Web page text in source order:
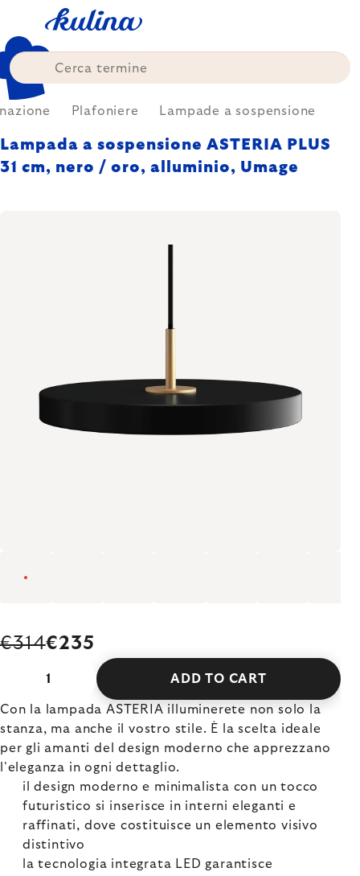
content
Plafoniere Lampade a sospensione
Lampada a sospensione ASTERIA PLUS
31 cm, nero / oro, alluminio, Umage
€314€235
ADD TO CART
Con la lampada ASTERIA illuminerete non solo la
stanza, ma anche il vostro stile. È la scelta ideale
per gli amanti del design moderno che apprezzano
l'eleganza in ogni dettaglio.
il design moderno e minimalista con un tocco
futuristico si inserisce in interni eleganti e
raffinati, dove costituisce un elemento visivo
distintivo
la tecnologia integrata LED garantisce